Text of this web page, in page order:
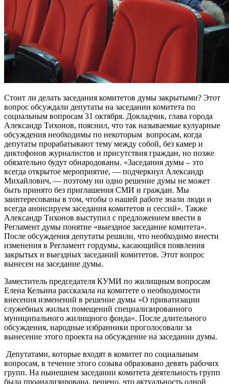
Стоит ли делать заседания комитетов думы закрытыми? Этот
вопрос обсуждали депутаты на заседании комитета по
социальным вопросам 31 октября. Докладчик, глава города
Александр Тихонов, пояснил, что так называемые кулуарные
обсуждения необходимы по некоторым вопросам, когда
депутаты прорабатывают тему между собой, без камер и
диктофонов журналистов и присутствия граждан, но позже
обязательно будут обнародованы. «Заседания думы – это
всегда открытое мероприятие, — подчеркнул Александр
Михайлович, — поэтому ни одно решение думы не может
быть принято без приглашения СМИ и граждан. Мы
заинтересованы в том, чтобы о нашей работе знали люди и
всегда анонсируем заседания комитетов и сессий». Также
Александр Тихонов выступил с предложением ввести в
Регламент думы понятие «выездное заседание комитета».
После обсуждения депутаты решили, что необходимо внести
изменения в Регламент гордумы, касающийся появления
закрытых и выездных заседаний комитетов. Этот вопрос
вынесен на заседание думы.
Заместитель председателя КУМИ по жилищным вопросам
Елена Кельина рассказала на комитете о необходимости
внесения изменений в решение думы «О приватизации
служебных жилых помещений специализированного
муниципального жилищного фонда». После длительного
обсуждения, народные избранники проголосовали за
вынесение этого проекта на обсуждение на заседании думы.
Депутатами, которые входят в комитет по социальным
вопросам, в течение этого созыва образовано девять рабочих
групп. На нынешнем заседании комитета деятельность групп
была проанализирована, решено, что актуальность одной